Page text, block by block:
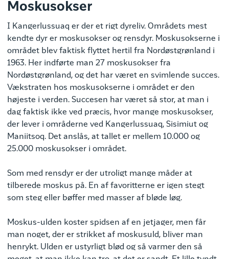
Moskusokser
I Kangerlussuaq er der et rigt dyreliv. Områdets mest
kendte dyr er moskusokser og rensdyr. Moskusokserne i
området blev faktisk flyttet hertil fra Nordøstgrønland i
1963. Her indførte man 27 moskusokser fra
Nordøstgrønland, og det har været en svimlende succes.
Vækstraten hos moskusokserne i området er den
højeste i verden. Succesen har været så stor, at man i
dag faktisk ikke ved præcis, hvor mange moskusokser,
der lever i områderne ved Kangerlussuaq, Sisimiut og
Maniitsoq. Det anslås, at tallet er mellem 10.000 og
25.000 moskusokser i området.
Som med rensdyr er der utroligt mange måder at
tilberede moskus på. En af favoritterne er igen stegt
som steg eller bøffer med masser af bløde løg.
Moskus-ulden koster spidsen af en jetjager, men får
man noget, der er strikket af moskusuld, bliver man
henrykt. Ulden er ustyrligt blød og så varmer den så